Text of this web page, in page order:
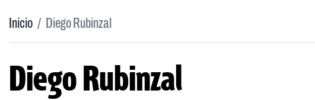
Inicio Diego Rubinzal
Diego Rubinzal